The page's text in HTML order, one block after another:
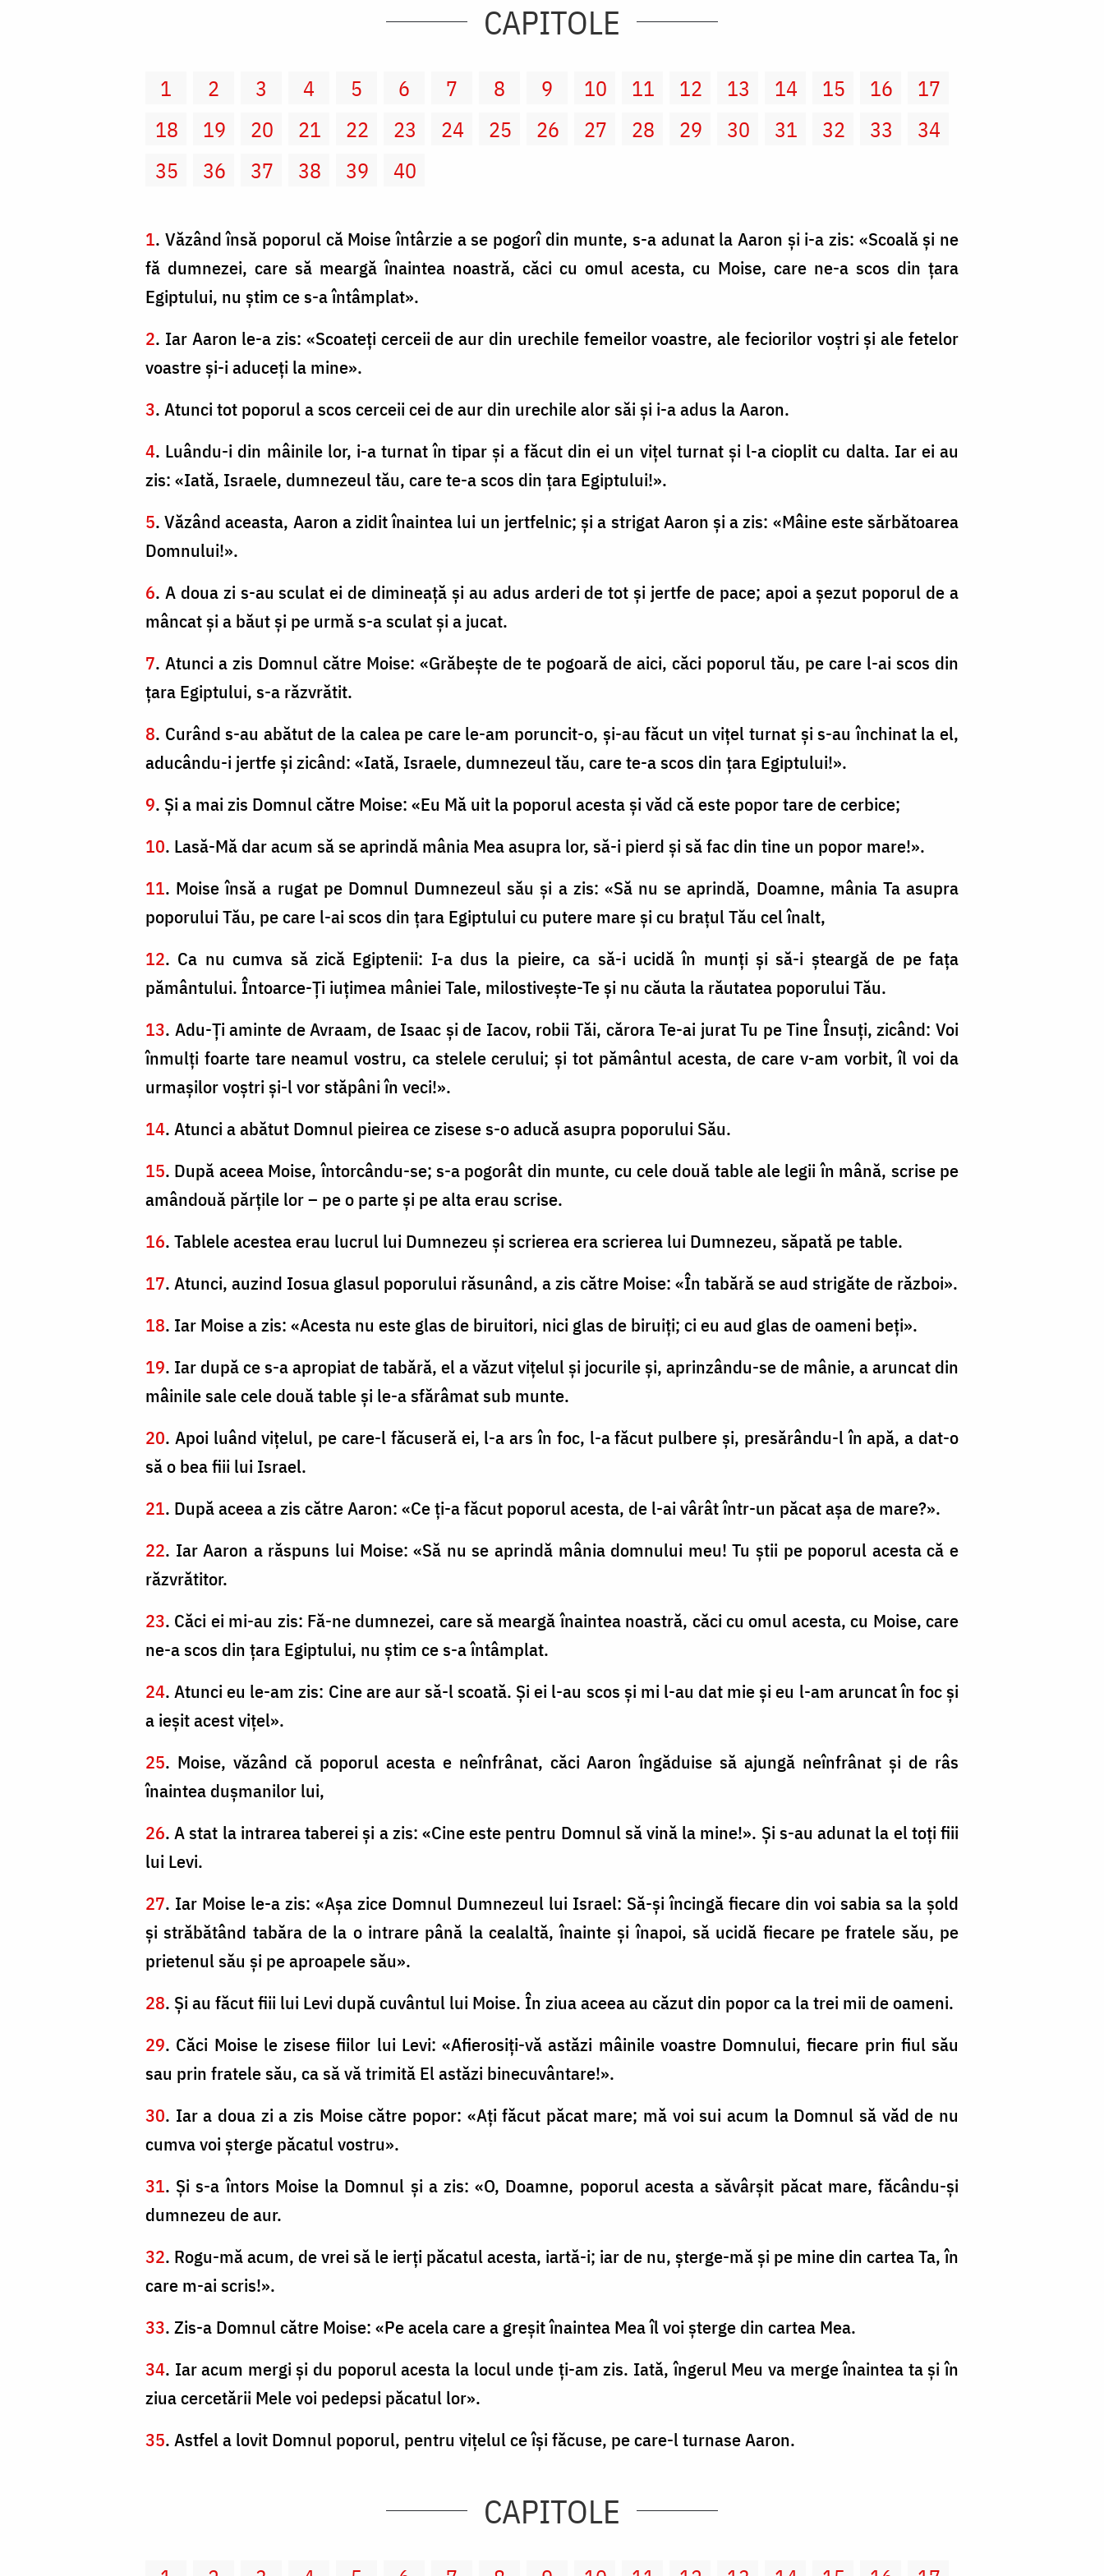
CAPITOLE
1 2 3 4 5 6 7 8 9 10 11 12 13 14 15 16
17
18
19 20 21 22 23 24 25 26 27 28 29 30 31 32 33
34
35
36 37 38 39 40
1. Văzând însă poporul că Moise întârzie a se pogorî din munte, s-a adunat la Aaron şi i-a zis: «Scoală şi ne
fă dumnezei, care să meargă înaintea noastră, căci cu omul acesta, cu Moise, care ne-a scos din ţara
Egiptului, nu ştim ce s-a întâmplat».
2. Iar Aaron le-a zis: «Scoateţi cerceii de aur din urechile femeilor voastre, ale feciorilor voştri şi ale fetelor
voastre şi-i aduceţi la mine».
3. Atunci tot poporul a scos cerceii cei de aur din urechile alor săi şi i-a adus la Aaron.
4. Luându-i din mâinile lor, i-a turnat în tipar şi a făcut din ei un viţel turnat şi l-a cioplit cu dalta. Iar ei au
zis: «Iată, Israele, dumnezeul tău, care te-a scos din ţara Egiptului!».
5. Văzând aceasta, Aaron a zidit înaintea lui un jertfelnic; şi a strigat Aaron şi a zis: «Mâine este sărbătoarea
Domnului!».
6. A doua zi s-au sculat ei de dimineaţă şi au adus arderi de tot şi jertfe de pace; apoi a şezut poporul de a
mâncat şi a băut şi pe urmă s-a sculat şi a jucat.
7. Atunci a zis Domnul către Moise: «Grăbeşte de te pogoară de aici, căci poporul tău, pe care l-ai scos din
ţara Egiptului, s-a răzvrătit.
8. Curând s-au abătut de la calea pe care le-am poruncit-o, şi-au făcut un viţel turnat şi s-au închinat la el,
aducându-i jertfe şi zicând: «Iată, Israele, dumnezeul tău, care te-a scos din ţara Egiptului!».
9. Şi a mai zis Domnul către Moise: «Eu Mă uit la poporul acesta şi văd că este popor tare de cerbice;
10. Lasă-Mă dar acum să se aprindă mânia Mea asupra lor, să-i pierd şi să fac din tine un popor mare!».
11. Moise însă a rugat pe Domnul Dumnezeul său şi a zis: «Să nu se aprindă, Doamne, mânia Ta asupra
poporului Tău, pe care l-ai scos din ţara Egiptului cu putere mare şi cu braţul Tău cel înalt,
12. Ca nu cumva să zică Egiptenii: I-a dus la pieire, ca să-i ucidă în munţi şi să-i şteargă de pe fața
pământului. Întoarce-Ţi iuţimea mâniei Tale, milostiveşte-Te şi nu căuta la răutatea poporului Tău.
13. Adu-Ți aminte de Avraam, de Isaac şi de Iacov, robii Tăi, cărora Te-ai jurat Tu pe Tine Însuţi, zicând: Voi
înmulţi foarte tare neamul vostru, ca stelele cerului; şi tot pământul acesta, de care v-am vorbit, îl voi da
urmaşilor voştri şi-l vor stăpâni în veci!».
14. Atunci a abătut Domnul pieirea ce zisese s-o aducă asupra poporului Său.
15. După aceea Moise, întorcându-se; s-a pogorât din munte, cu cele două table ale legii în mână, scrise pe
amândouă părţile lor – pe o parte şi pe alta erau scrise.
16. Tablele acestea erau lucrul lui Dumnezeu şi scrierea era scrierea lui Dumnezeu, săpată pe table.
17. Atunci, auzind Iosua glasul poporului răsunând, a zis către Moise: «În tabără se aud strigăte de război».
18. Iar Moise a zis: «Acesta nu este glas de biruitori, nici glas de biruiţi; ci eu aud glas de oameni beți».
19. Iar după ce s-a apropiat de tabără, el a văzut viţelul şi jocurile şi, aprinzându-se de mânie, a aruncat din
mâinile sale cele două table şi le-a sfărâmat sub munte.
20. Apoi luând viţelul, pe care-l făcuseră ei, l-a ars în foc, l-a făcut pulbere şi, presărându-l în apă, a dat-o
să o bea fiii lui Israel.
21. După aceea a zis către Aaron: «Ce ți-a făcut poporul acesta, de l-ai vârât într-un păcat aşa de mare?».
22. Iar Aaron a răspuns lui Moise: «Să nu se aprindă mânia domnului meu! Tu ştii pe poporul acesta că e
răzvrătitor.
23. Căci ei mi-au zis: Fă-ne dumnezei, care să meargă înaintea noastră, căci cu omul acesta, cu Moise, care
ne-a scos din ţara Egiptului, nu ştim ce s-a întâmplat.
24. Atunci eu le-am zis: Cine are aur să-l scoată. Şi ei l-au scos şi mi l-au dat mie şi eu l-am aruncat în foc şi
a ieşit acest viţel».
25. Moise, văzând că poporul acesta e neînfrânat, căci Aaron îngăduise să ajungă neînfrânat şi de râs
înaintea duşmanilor lui,
26. A stat la intrarea taberei şi a zis: «Cine este pentru Domnul să vină la mine!». Şi s-au adunat la el toţi fiii
lui Levi.
27. Iar Moise le-a zis: «Aşa zice Domnul Dumnezeul lui Israel: Să-şi încingă fiecare din voi sabia sa la şold
şi străbătând tabăra de la o intrare până la cealaltă, înainte şi înapoi, să ucidă fiecare pe fratele său, pe
prietenul său şi pe aproapele său».
28. Şi au făcut fiii lui Levi după cuvântul lui Moise. În ziua aceea au căzut din popor ca la trei mii de oameni.
29. Căci Moise le zisese fiilor lui Levi: «Afierosiţi-vă astăzi mâinile voastre Domnului, fiecare prin fiul său
sau prin fratele său, ca să vă trimită El astăzi binecuvântare!».
30. Iar a doua zi a zis Moise către popor: «Aţi făcut păcat mare; mă voi sui acum la Domnul să văd de nu
cumva voi şterge păcatul vostru».
31. Şi s-a întors Moise la Domnul şi a zis: «O, Doamne, poporul acesta a săvârşit păcat mare, făcându-şi
dumnezeu de aur.
32. Rogu-mă acum, de vrei să le ierţi păcatul acesta, iartă-i; iar de nu, şterge-mă şi pe mine din cartea Ta, în
care m-ai scris!».
33. Zis-a Domnul către Moise: «Pe acela care a greşit înaintea Mea îl voi şterge din cartea Mea.
34. Iar acum mergi şi du poporul acesta la locul unde ţi-am zis. Iată, îngerul Meu va merge înaintea ta şi în
ziua cercetării Mele voi pedepsi păcatul lor».
35. Astfel a lovit Domnul poporul, pentru viţelul ce îşi făcuse, pe care-l turnase Aaron.
CAPITOLE